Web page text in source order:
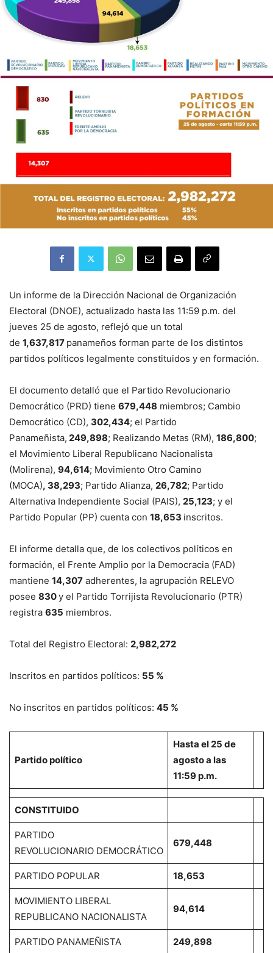
Un informe de la Dirección Nacional de Organización
Electoral (DNOE), actualizado hasta las 11:59 p.m. del
jueves 25 de agosto, reflejó que un total
de 1,637,817 panameños forman parte de los distintos
partidos políticos legalmente constituidos y en formación.
El documento detalló que el Partido Revolucionario
Democrático (PRD) tiene 679,448 miembros; Cambio
Democrático (CD), 302,434; el Partido
Panameñista, 249,898; Realizando Metas (RM), 186,800;
el Movimiento Liberal Republicano Nacionalista
(Molirena), 94,614; Movimiento Otro Camino
(MOCA), 38,293; Partido Alianza, 26,782; Partido
Alternativa Independiente Social (PAIS), 25,123; y el
Partido Popular (PP) cuenta con 18,653 inscritos.
El informe detalla que, de los colectivos políticos en
formación, el Frente Amplio por la Democracia (FAD)
mantiene 14,307 adherentes, la agrupación RELEVO
posee 830y el Partido Torrijista Revolucionario (PTR)
registra 635 miembros.
Total del Registro Electoral: 2,982,272
Inscritos en partidos políticos: 55 %
No inscritos en partidos políticos: 45 %
Partido político
Hasta el 25 de
agosto a las
11:59 p.m.
CONSTITUIDO
PARTIDO
REVOLUCIONARIO DEMOCRÁTICO
679,448
PARTIDO POPULAR 18,653
MOVIMIENTO LIBERAL
REPUBLICANO NACIONALISTA
94,614
PARTIDO PANAMEÑISTA 249,898